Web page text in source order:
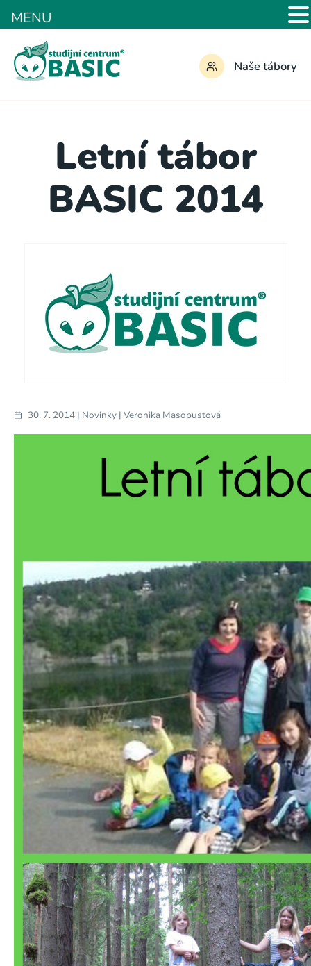
Naše tábory
Letní tábor
BASIC 2014
30. 7. 2014 | Novinky | Veronika Masopustová
MENU